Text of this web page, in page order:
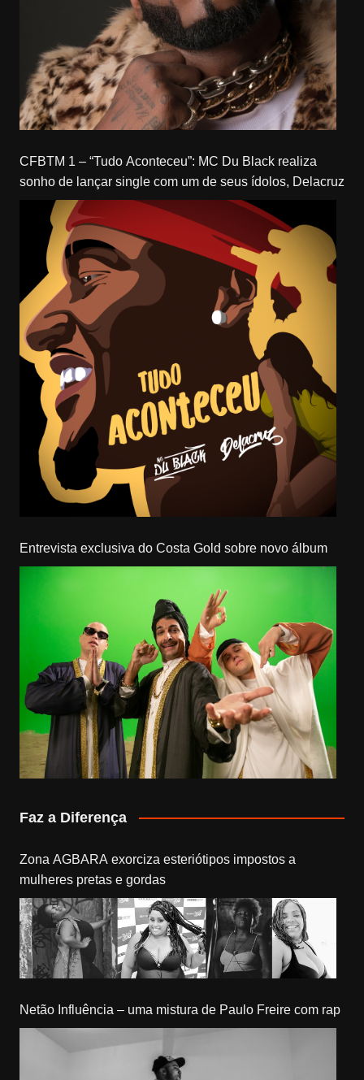
CFBTM 1 – “Tudo Aconteceu”: MC Du Black realiza
sonho de lançar single com um de seus ídolos, Delacruz
Entrevista exclusiva do Costa Gold sobre novo álbum
Faz a Diferença
Zona AGBARA exorciza esteriótipos impostos a
mulheres pretas e gordas
Netão Influência – uma mistura de Paulo Freire com rap